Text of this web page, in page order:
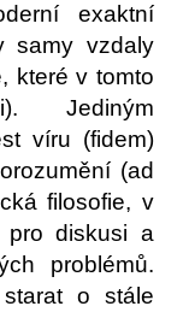
exaktní
samy vzdaly
které v tomto
Jediným
víru (fidem)
(ad
filosofie, v
pro diskusi a
problémů.
o stále